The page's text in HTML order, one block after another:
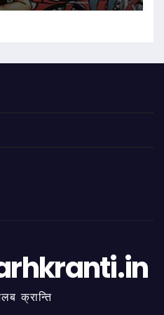
क्रान्ति